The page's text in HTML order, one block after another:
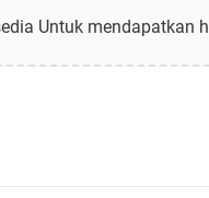
Untuk mendapatkan